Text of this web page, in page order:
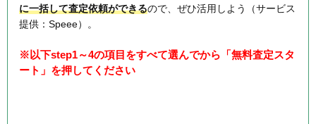
に一括して査定依頼ができるので、ぜひ活用しよう（サービス
提供：Speee）。
※以下step1～4の項目をすべて選んでから「無料査定スタ
ート」を押してください